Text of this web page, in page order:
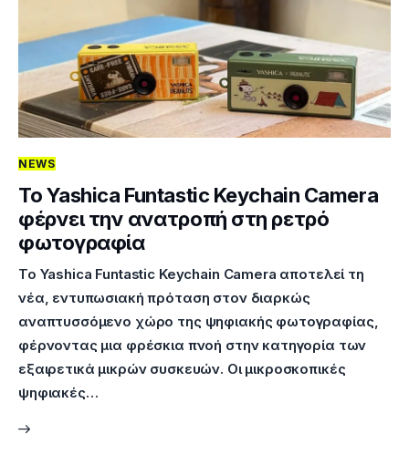
NEWS
Το Yashica Funtastic Keychain Camera
φέρνει την ανατροπή στη ρετρό
φωτογραφία
Το Yashica Funtastic Keychain Camera αποτελεί τη
νέα, εντυπωσιακή πρόταση στον διαρκώς
αναπτυσσόμενο χώρο της ψηφιακής φωτογραφίας,
φέρνοντας μια φρέσκια πνοή στην κατηγορία των
εξαιρετικά μικρών συσκευών. Οι μικροσκοπικές
ψηφιακές…